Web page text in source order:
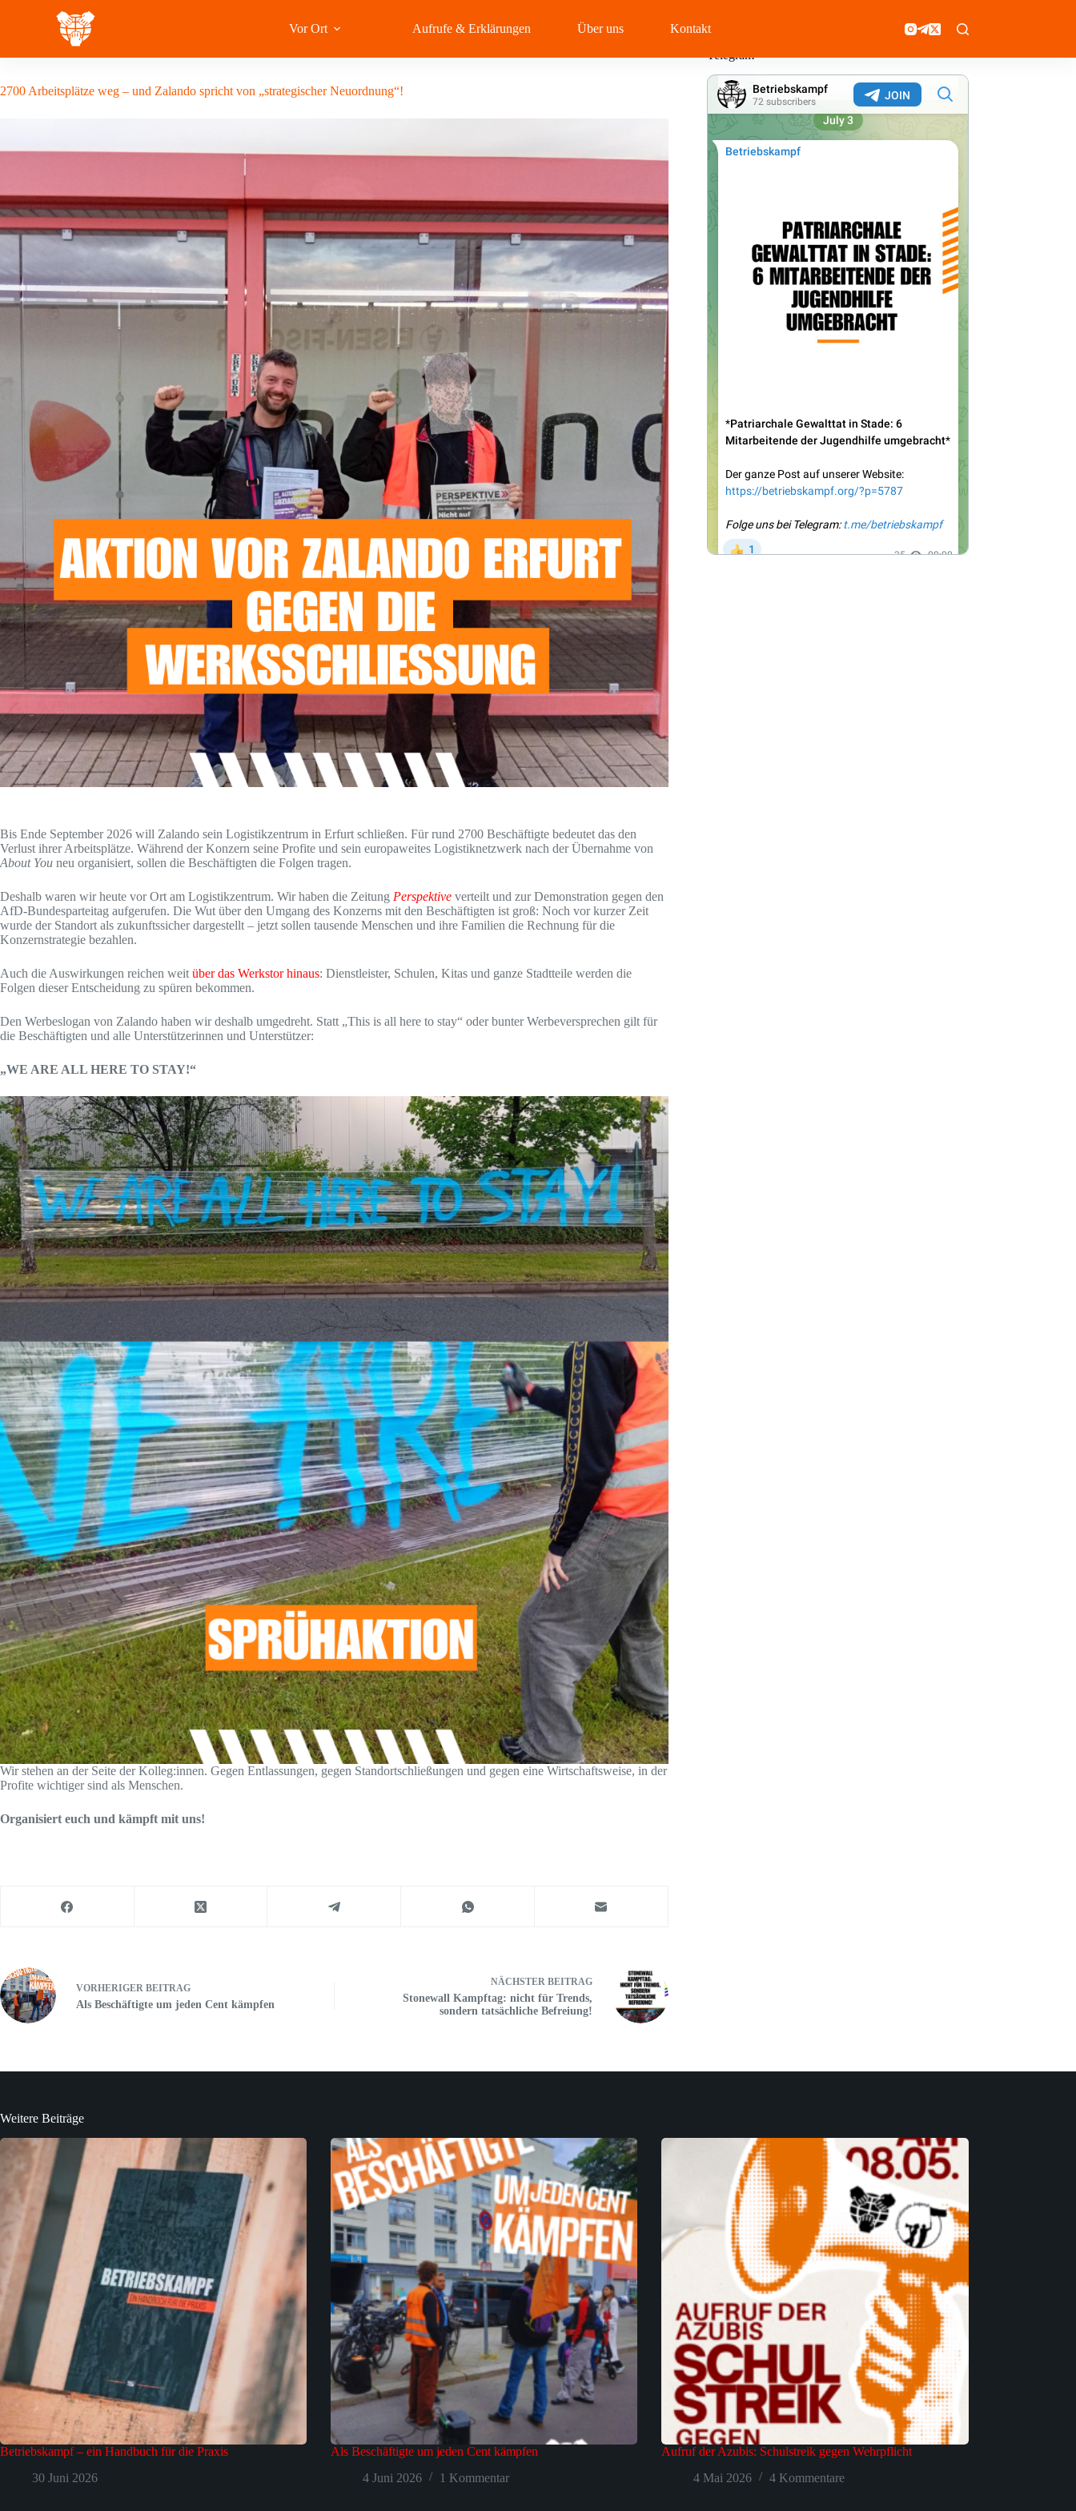
Vor Ort Aufrufe & Erklärungen Über uns
Kontakt
13 Juni 2026
2700 Arbeitsplätze weg – und Zalando spricht von „strategischer Neuordnung“!
Bis Ende September 2026 will Zalando sein Logistikzentrum in Erfurt schließen. Für rund 2700 Beschäftigte bedeutet das den
Verlust ihrer Arbeitsplätze. Während der Konzern seine Profite und sein europaweites Logistiknetzwerk nach der Übernahme von
About You neu organisiert, sollen die Beschäftigten die Folgen tragen.
Deshalb waren wir heute vor Ort am Logistikzentrum. Wir haben die Zeitung Perspektive verteilt und zur Demonstration gegen den
AfD-Bundesparteitag aufgerufen. Die Wut über den Umgang des Konzerns mit den Beschäftigten ist groß: Noch vor kurzer Zeit
wurde der Standort als zukunftssicher dargestellt – jetzt sollen tausende Menschen und ihre Familien die Rechnung für die
Konzernstrategie bezahlen.
Auch die Auswirkungen reichen weit über das Werkstor hinaus: Dienstleister, Schulen, Kitas und ganze Stadtteile werden die
Folgen dieser Entscheidung zu spüren bekommen.
Den Werbeslogan von Zalando haben wir deshalb umgedreht. Statt „This is all here to stay“ oder bunter Werbeversprechen gilt für
die Beschäftigten und alle Unterstützerinnen und Unterstützer:
„WE ARE ALL HERE TO STAY!“
Wir stehen an der Seite der Kolleg:innen. Gegen Entlassungen, gegen Standortschließungen und gegen eine Wirtschaftsweise, in der
Profite wichtiger sind als Menschen.
Organisiert euch und kämpft mit uns!
VORHERIGER BEITRAG
Als Beschäftigte um jeden Cent kämpfen
NÄCHSTER BEITRAG
Stonewall Kampftag: nicht für Trends,
sondern tatsächliche Befreiung!
Telegram
Weitere Beiträge
Betriebskampf – ein Handbuch für die Praxis
30 Juni 2026
Als Beschäftigte um jeden Cent kämpfen
4 Juni 2026
1 Kommentar
Aufruf der Azubis: Schulstreik gegen Wehrpflicht
4 Mai 2026
4 Kommentare